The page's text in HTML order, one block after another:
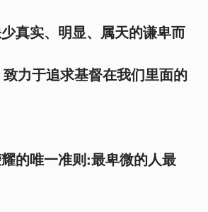
真实、明显、属天的谦卑而
力于追求基督在我们里面的
的唯一准则:最卑微的人最